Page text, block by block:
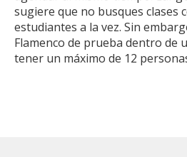
sugiere que no busques clases
estudiantes a la vez. Sin
Flamenco de prueba dentro de
tener un máximo de 12